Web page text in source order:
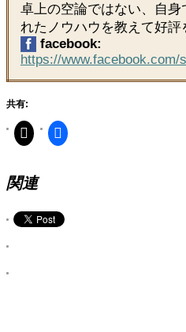
卓上の空論ではない、自身
れたノウハウを教えて好評
facebook:
https://www.facebook.com/
共有:
関連